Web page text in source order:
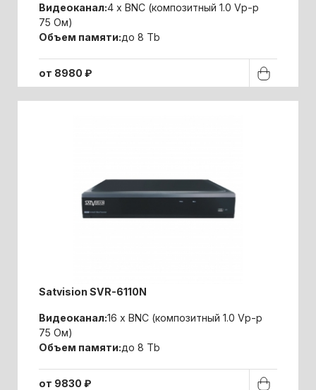
Видеоканал:4 x BNC (композитный 1.0 Vp-p
75 Ом)
Объем памяти:до 8 Tb
от 8980 ₽
Satvision SVR-6110N
Видеоканал:16 x BNC (композитный 1.0 Vp-p
75 Ом)
Объем памяти:до 8 Tb
от 9830 ₽